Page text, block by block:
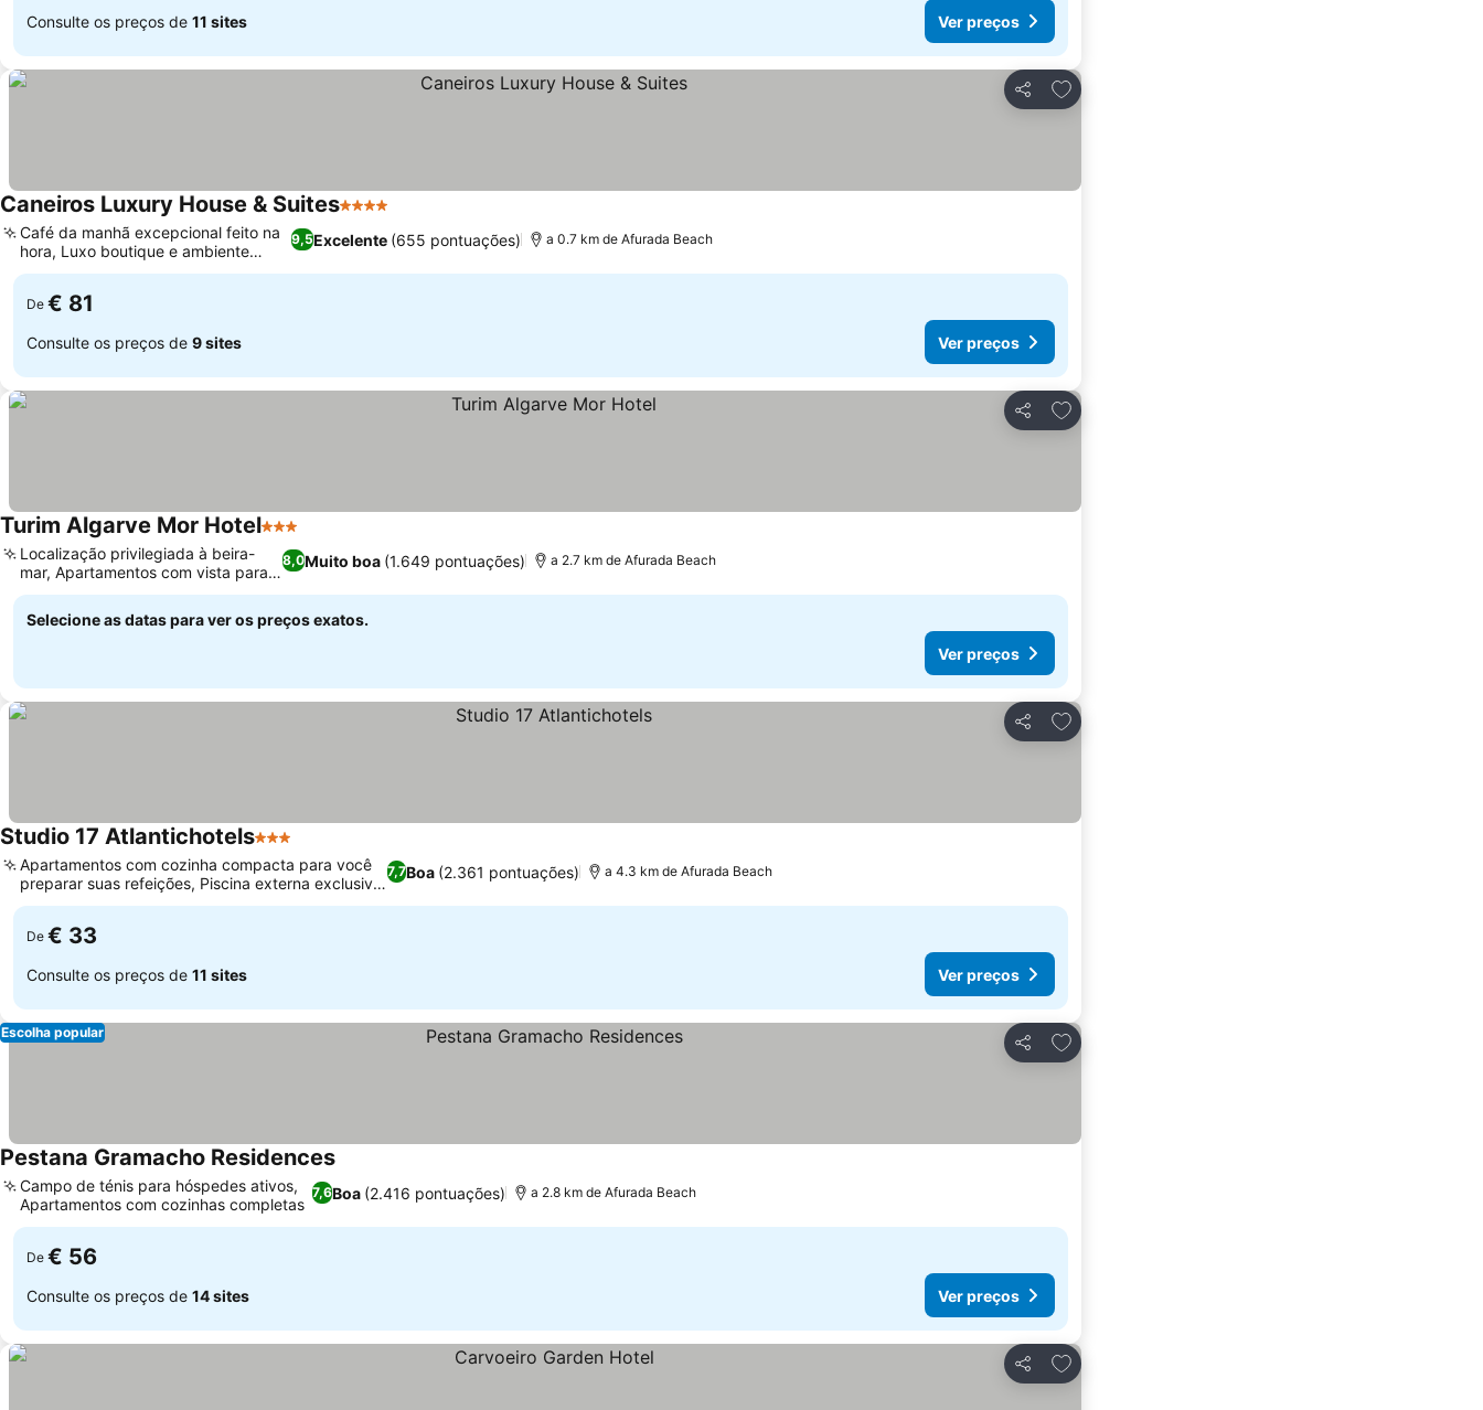
Consulte os preços de 11 sites Ver preços
Partilhar
Adicionar aos favoritos
Caneiros Luxury House & Suites4 Estrelas
9,5Excelente (655 pontuações)
Café da manhã excepcional feito na
hora, Luxo boutique e ambiente
íntimo
a 0.7 km de Afurada Beach
De € 81
Consulte os preços de 9 sites Ver preços
Partilhar
Adicionar aos favoritos
Turim Algarve Mor Hotel3 Estrelas
8,0Muito boa (1.649 pontuações)
Localização privilegiada à beira-
mar, Apartamentos com vista para o
mar
a 2.7 km de Afurada Beach
Selecione as datas para ver os preços exatos.
Ver preços
Partilhar
Adicionar aos favoritos
Studio 17 Atlantichotels3 Estrelas
7,7Boa (2.361 pontuações)
Apartamentos com cozinha compacta para você
preparar suas refeições, Piscina externa exclusiva
para adultos
a 4.3 km de Afurada Beach
De € 33
Consulte os preços de 11 sites Ver preços
Partilhar
Adicionar aos favoritos
Escolha popular
Pestana Gramacho Residences
7,6Boa (2.416 pontuações)
Campo de ténis para hóspedes ativos,
Apartamentos com cozinhas completas
a 2.8 km de Afurada Beach
De € 56
Consulte os preços de 14 sites Ver preços
Partilhar
Adicionar aos favoritos